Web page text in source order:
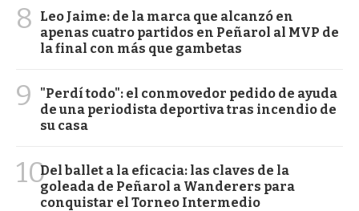
8
Leo Jaime: de la marca que alcanzó en
apenas cuatro partidos en Peñarol al MVP de
la final con más que gambetas
9
"Perdí todo": el conmovedor pedido de ayuda
de una periodista deportiva tras incendio de
su casa
10Del ballet a la eficacia: las claves de la
goleada de Peñarol a Wanderers para
conquistar el Torneo Intermedio